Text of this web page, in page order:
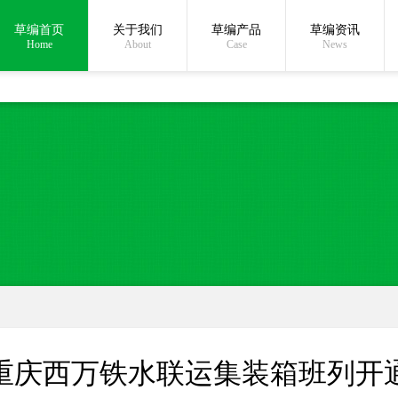
在线沟通:
草编首页
Home
关于我们
About
草编产品
Case
草编资讯
News
庆西万铁水联运集装箱班列开